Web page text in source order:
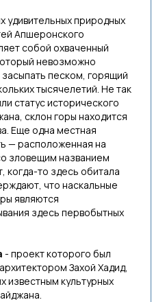
удивительных природных
Апшеронского
собой охваченный
невозможно
песком, горящий
тысячелетий. Не так
статус исторического
склон горы находится
Еще одна местная
— расположенная на
зловещим названием
когда-то здесь обитала
что наскальные
являются
здесь первобытных
- проект которого был
Захой Хадид,
известным культурных